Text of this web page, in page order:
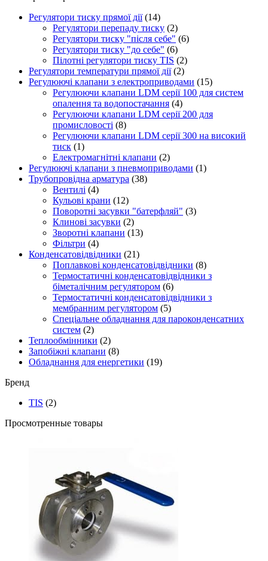
Регулятори тиску прямої дії (14)
Регулятори перепаду тиску (2)
Регулятори тиску "після себе" (6)
Регулятори тиску "до себе" (6)
Пілотні регулятори тиску TIS (2)
Регулятори температури прямої дії (2)
Регулюючі клапани з електроприводами (15)
Регулюючи клапани LDM серії 100 для систем
опалення та водопостачання (4)
Регулюючи клапани LDM серії 200 для
промисловості (8)
Регулюючи клапани LDM серії 300 на високий
тиск (1)
Електромагнітні клапани (2)
Регулюючі клапани з пневмоприводами (1)
Трубопровідна арматура (38)
Вентилі (4)
Кульові крани (12)
Поворотні засувки "батерфляй" (3)
Клинові засувки (2)
Зворотні клапани (13)
Фільтри (4)
Конденсатовідвідники (21)
Поплавкові конденсатовідвідники (8)
Термостатичні конденсатовідвідники з
біметалічним регулятором (6)
Термостатичні конденсатовідвідники з
мембранним регулятором (5)
Спеціальне обладнання для пароконденсатних
систем (2)
Теплообмінники (2)
Запобіжні клапани (8)
Обладнання для енергетики (19)
Бренд
TIS (2)
Просмотренные товары